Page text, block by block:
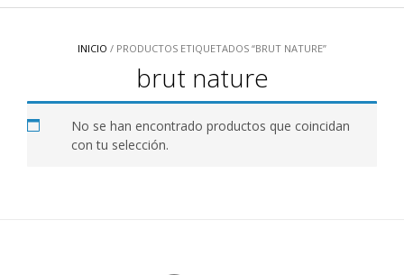
INICIO / PRODUCTOS ETIQUETADOS “BRUT NATURE”
brut nature
No se han encontrado productos que coincidan
con tu selección.